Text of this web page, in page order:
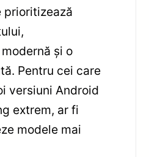
prioritizează
și o
Pentru cei care
versiuni Android
extrem, ar fi
modele mai